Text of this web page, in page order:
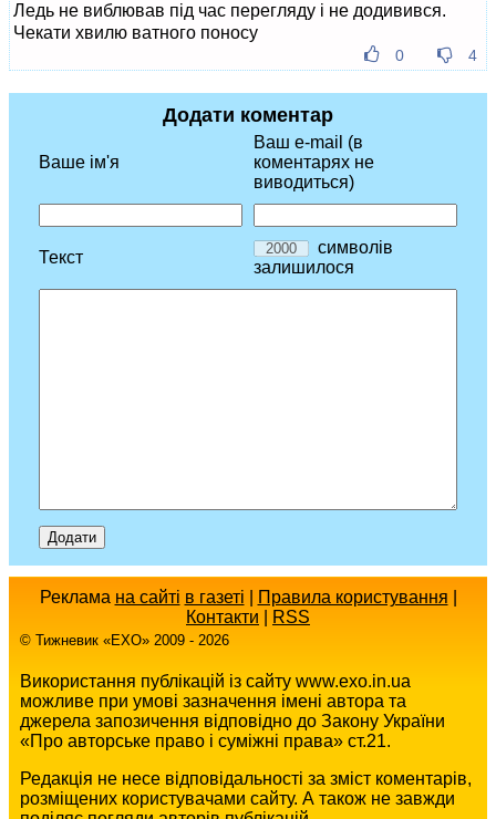
Ледь не виблював під час перегляду і не додивився.
Чекати хвилю ватного поносу
0 4
Додати коментар
Ваше ім'я
Ваш e-mail (в
коментарях не
виводиться)
Текст
символів
залишилося
Реклама на сайті в газеті Правила користування
Контакти
RSS
© Тижневик «EХO» 2009 - 2026
Використання публікацій із сайту www.exo.in.ua
можливе при умові зазначення імені автора та
джерела запозичення відповідно до Закону України
«Про авторське право і суміжні права» ст.21.
Редакція не несе відповідальності за зміст коментарів,
розміщених користувачами сайту. А також не завжди